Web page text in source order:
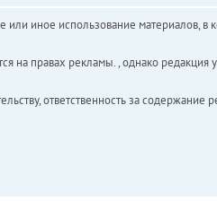
иное использование материалов, в
правах рекламы. , однако редакция
ответственность за содержание